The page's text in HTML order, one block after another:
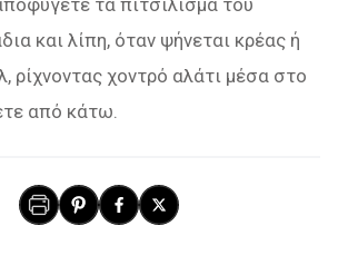
τα πιτσίλισμα του
και λίπη, όταν ψήνεται κρέας ή
ρίχνοντας χοντρό αλάτι μέσα στο
από κάτω.